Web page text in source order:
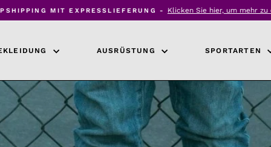
Diashow
MIT EXPRESSLIEFERUNG - Klicken Sie hier, um mehr zu
AUSRÜSTUNG SPORTARTEN